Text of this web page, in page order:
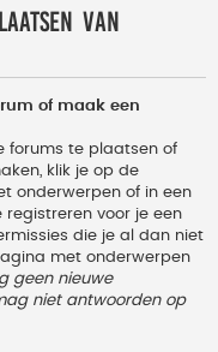
van
of maak een
forums te plaatsen of
klik je op de
onderwerpen of in een
voor je een
die je al dan niet
met onderwerpen
geen nieuwe
niet antwoorden op